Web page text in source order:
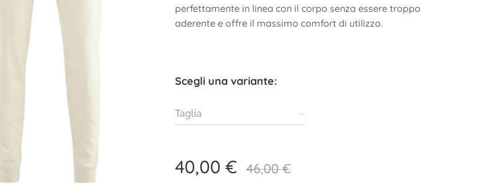
perfettamente in linea con il corpo senza essere troppo
aderente e offre il massimo comfort di utilizzo.
Scegli una variante:
Taglia
40,00 € 46,00€